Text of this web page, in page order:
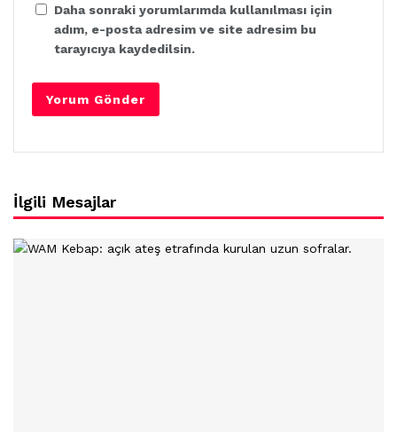
Daha sonraki yorumlarımda kullanılması için
adım, e-posta adresim ve site adresim bu
tarayıcıya kaydedilsin.
İlgili Mesajlar